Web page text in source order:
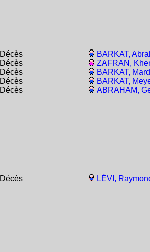
Décès BARKAT,
Décès ZAFRAN,
Décès BARKAT,
Décès BARKAT,
Décès ABRAHAM,
Décès LÉVI,